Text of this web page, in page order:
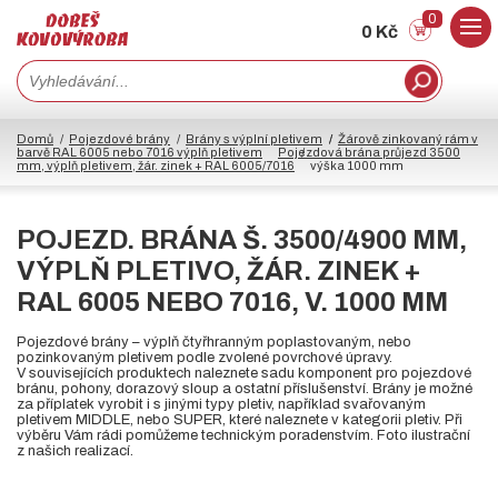
0 Kč
0
Domů Pojezdové brány Brány s výplní pletivem
Žárově zinkovaný rám v
barvě RAL 6005 nebo 7016 výplň pletivem
Pojezdová brána průjezd 3500
mm, výplň pletivem, žár. zinek + RAL 6005/7016
výška 1000 mm
POJEZD. BRÁNA Š. 3500/4900 MM,
VÝPLŇ PLETIVO, ŽÁR. ZINEK +
RAL 6005 NEBO 7016, V. 1000 MM
Pojezdové brány – výplň čtyřhranným poplastovaným, nebo
pozinkovaným pletivem podle zvolené povrchové úpravy.
V souvisejících produktech naleznete sadu komponent pro pojezdové
bránu, pohony, dorazový sloup a ostatní příslušenství. Brány je možné
za příplatek vyrobit i s jinými typy pletiv, například svařovaným
pletivem MIDDLE, nebo SUPER, které naleznete v kategorii pletiv. Při
výběru Vám rádi pomůžeme technickým poradenstvím. Foto ilustrační
z našich realizací.